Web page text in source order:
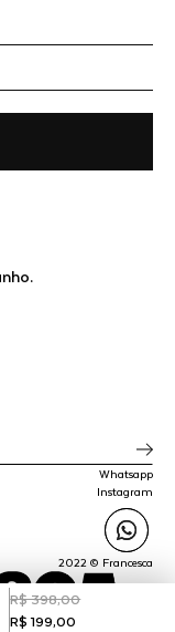
R$ 398,00
R$ 199,00
Whatsapp
Instagram
2022 © Francesca
0001-00